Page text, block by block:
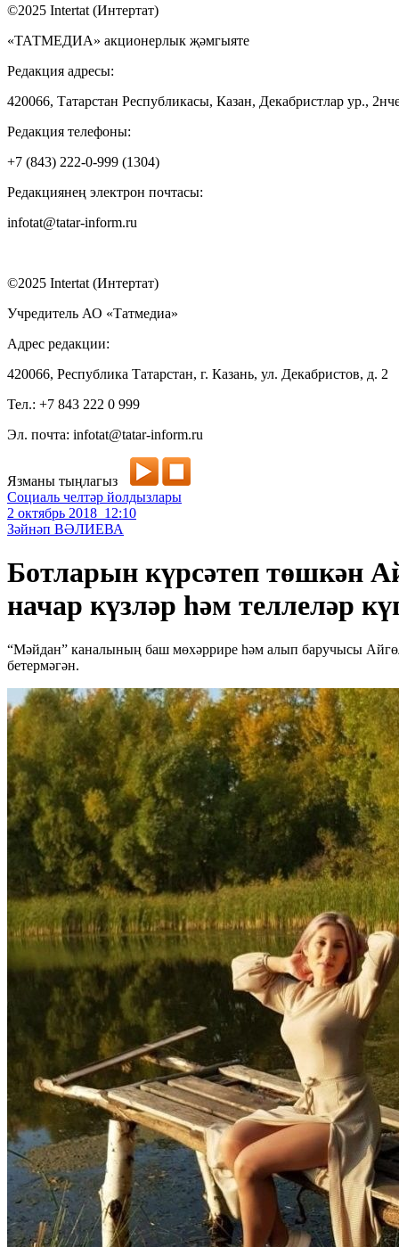
©2025 Intertat (Интертат)
«ТАТМЕДИА» акционерлык җәмгыяте
Редакция адресы:
420066, Татарстан Республикасы, Казан, Декабристлар ур.,
Редакция телефоны:
+7 (843) 222-0-999 (1304)
Редакциянең электрон почтасы:
infotat@tatar-inform.ru
©2025 Intertat (Интертат)
Учредитель АО «Татмедиа»
Адрес редакции:
420066, Республика Татарстан, г. Казань, ул. Декабристов, д. 2
Тел.: +7 843 222 0 999
Эл. почта: infotat@tatar-inform.ru
Язманы тыңлагыз
Социаль челтәр йолдызлары
2 октябрь 2018 12:10
Зәйнәп ВӘЛИЕВА
Ботларын күрсәтеп төшкән
начар күзләр һәм теллеләр
“Мәйдан” каналының баш мөхәррире һәм алып баручысы
бетермәгән.